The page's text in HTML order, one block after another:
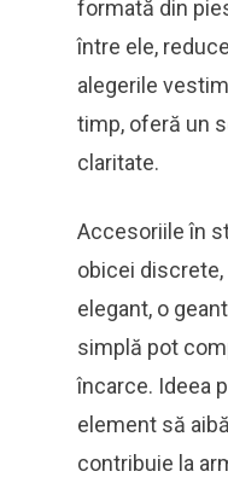
formată din
între ele,
alegerile
timp, oferă un
claritate.
Accesoriile în
obicei discrete,
elegant, o
simplă pot
încarce. Ideea
element să
contribuie la